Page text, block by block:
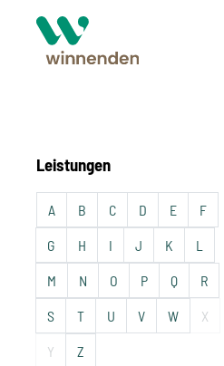
Leistungen
A B C D E F
G H I J K L
M N O P Q R
S T U V W X
Y Z